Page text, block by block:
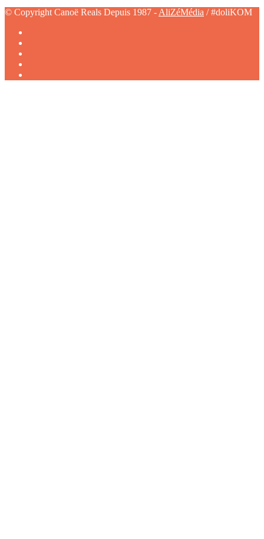
© Copyright Canoë Reals Depuis 1987 - AliZéMédia / #doliKOM